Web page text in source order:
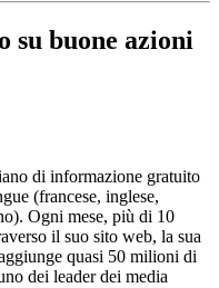
su buone azioni
di informazione gratuito
(francese, inglese,
Ogni mese, più di 10
il suo sito web, la sua
quasi 50 milioni di
dei leader dei media